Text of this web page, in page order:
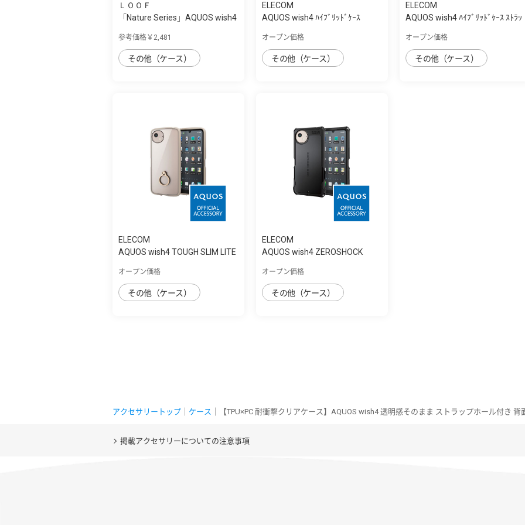
ＬＯＯＦ
「Nature Series」AQUOS wish4
参考価格￥2,481
その他（ケース）
ELECOM
AQUOS wish4 ﾊｲﾌﾞﾘｯﾄﾞｹｰｽ
オープン価格
その他（ケース）
ELECOM
AQUOS wish4 ﾊｲﾌﾞﾘｯﾄﾞｹｰｽ ｽﾄﾗｯ
オープン価格
その他（ケース）
ELECOM
AQUOS wish4 TOUGH SLIM LITE
オープン価格
その他（ケース）
ELECOM
AQUOS wish4 ZEROSHOCK
オープン価格
その他（ケース）
アクセサリートップ ケース ｜【TPU×PC 耐衝撃クリアケース】AQUOS wish4 透明感そのまま ストラップホール付き 背
掲載アクセサリーについての注意事項